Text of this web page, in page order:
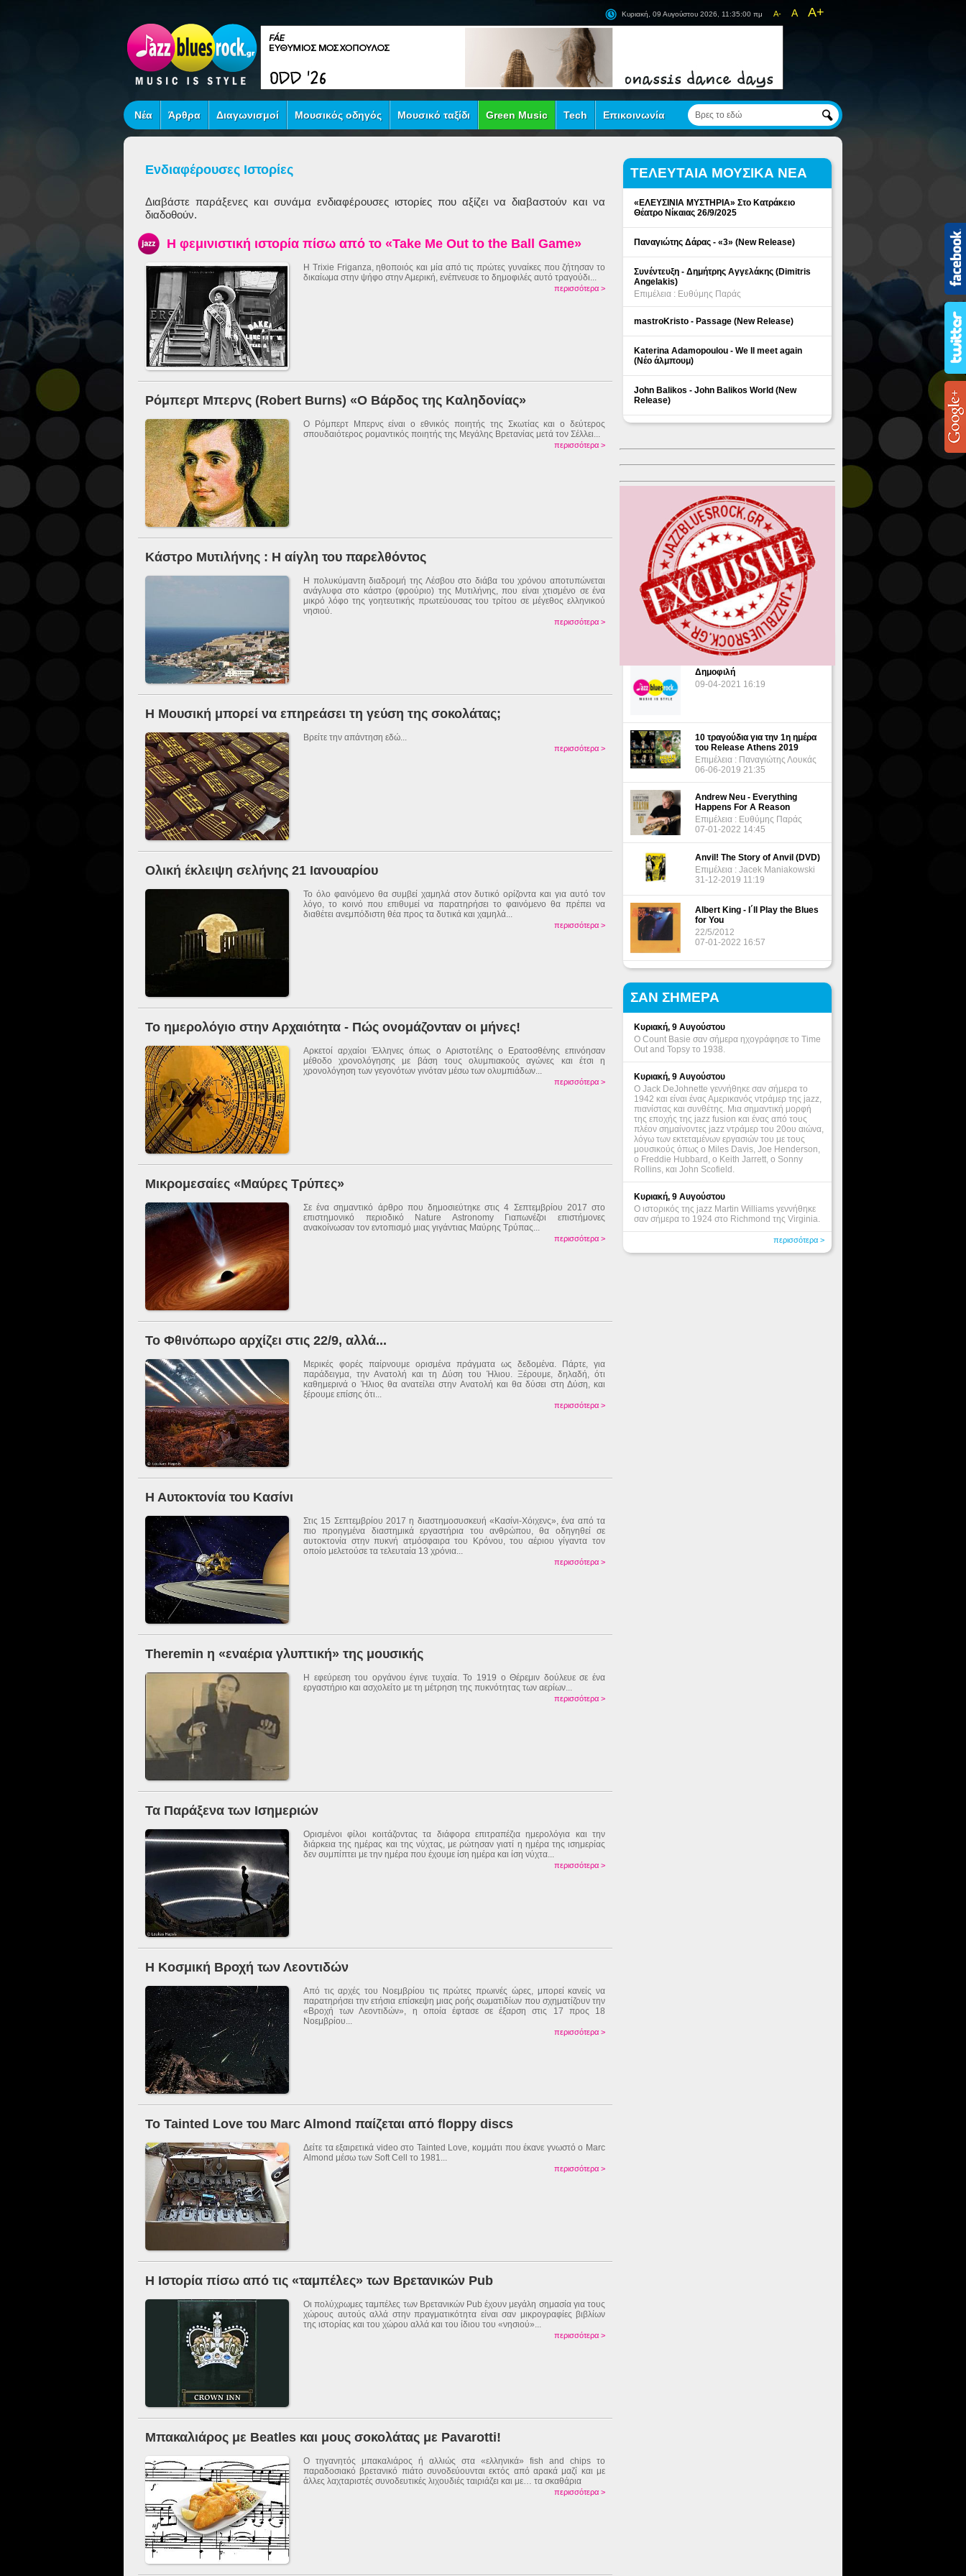
A- A A+
Κυριακή, 09 Αυγούστου 2026, 11:35:01 πμ
Νέα Άρθρα Διαγωνισμοί Μουσικός οδηγός Μουσικό ταξίδι Green Music Tech Επικοινωνία
Ενδιαφέρουσες Ιστορίες
Διαβάστε παράξενες και συνάμα ενδιαφέρουσες ιστορίες που αξίζει να διαβαστούν και να
διαδοθούν.
Η φεμινιστική ιστορία πίσω από το «Take Me Out to the Ball Game»
Η Trixie Friganza, ηθοποιός και μία από τις πρώτες γυναίκες που ζήτησαν το
δικαίωμα στην ψήφο στην Αμερική, ενέπνευσε το δημοφιλές αυτό τραγούδι...
περισσότερα >
Ρόμπερτ Μπερνς (Robert Burns) «Ο Βάρδος της Καληδονίας»
O Ρόμπερτ Μπερνς είναι ο εθνικός ποιητής της Σκωτίας και ο δεύτερος
σπουδαιότερος ρομαντικός ποιητής της Μεγάλης Βρετανίας μετά τον Σέλλει...
περισσότερα >
Κάστρο Μυτιλήνης : Η αίγλη του παρελθόντος
Η πολυκύμαντη διαδρομή της Λέσβου στο διάβα του χρόνου αποτυπώνεται
ανάγλυφα στο κάστρο (φρούριο) της Μυτιλήνης, που είναι χτισμένο σε ένα
μικρό λόφο της γοητευτικής πρωτεύουσας του τρίτου σε μέγεθος ελληνικού
νησιού.
περισσότερα >
Η Μουσική μπορεί να επηρεάσει τη γεύση της σοκολάτας;
Βρείτε την απάντηση εδώ...
περισσότερα >
Ολική έκλειψη σελήνης 21 Ιανουαρίου
Το όλο φαινόμενο θα συμβεί χαμηλά στον δυτικό ορίζοντα και για αυτό τον
λόγο, το κοινό που επιθυμεί να παρατηρήσει το φαινόμενο θα πρέπει να
διαθέτει ανεμπόδιστη θέα προς τα δυτικά και χαμηλά...
περισσότερα >
Το ημερολόγιο στην Αρχαιότητα - Πώς ονομάζονταν οι μήνες!
Αρκετοί αρχαίοι Έλληνες όπως ο Αριστοτέλης ο Ερατοσθένης επινόησαν
μέθοδο χρονολόγησης με βάση τους ολυμπιακούς αγώνες και έτσι η
χρονολόγηση των γεγονότων γινόταν μέσω των ολυμπιάδων...
περισσότερα >
Μικρομεσαίες «Μαύρες Τρύπες»
Σε ένα σημαντικό άρθρο που δημοσιεύτηκε στις 4 Σεπτεμβρίου 2017 στο
επιστημονικό περιοδικό Nature Astronomy Γιαπωνέζοι επιστήμονες
ανακοίνωσαν τον εντοπισμό μιας γιγάντιας Μαύρης Τρύπας...
περισσότερα >
Το Φθινόπωρο αρχίζει στις 22/9, αλλά...
Μερικές φορές παίρνουμε ορισμένα πράγματα ως δεδομένα. Πάρτε, για
παράδειγμα, την Ανατολή και τη Δύση του Ήλιου. Ξέρουμε, δηλαδή, ότι
καθημερινά ο Ήλιος θα ανατείλει στην Ανατολή και θα δύσει στη Δύση, και
ξέρουμε επίσης ότι...
περισσότερα >
Η Αυτοκτονία του Κασίνι
Στις 15 Σεπτεμβρίου 2017 η διαστημοσυσκευή «Κασίνι-Χόιχενς», ένα από τα
πιο προηγμένα διαστημικά εργαστήρια του ανθρώπου, θα οδηγηθεί σε
αυτοκτονία στην πυκνή ατμόσφαιρα του Κρόνου, του αέριου γίγαντα τον
οποίο μελετούσε τα τελευταία 13 χρόνια...
περισσότερα >
Theremin η «εναέρια γλυπτική» της μουσικής
Η εφεύρεση του οργάνου έγινε τυχαία. Το 1919 ο Θέρεμιν δούλευε σε ένα
εργαστήριο και ασχολείτο με τη μέτρηση της πυκνότητας των αερίων...
περισσότερα >
Τα Παράξενα των Ισημεριών
Ορισμένοι φίλοι κοιτάζοντας τα διάφορα επιτραπέζια ημερολόγια και την
διάρκεια της ημέρας και της νύχτας, με ρώτησαν γιατί η ημέρα της ισημερίας
δεν συμπίπτει με την ημέρα που έχουμε ίση ημέρα και ίση νύχτα...
περισσότερα >
Η Κοσμική Βροχή των Λεοντιδών
Από τις αρχές του Νοεμβρίου τις πρώτες πρωινές ώρες, μπορεί κανείς να
παρατηρήσει την ετήσια επίσκεψη μιας ροής σωματιδίων που σχηματίζουν την
«Βροχή των Λεοντιδών», η οποία έφτασε σε έξαρση στις 17 προς 18
Νοεμβρίου...
περισσότερα >
Το Tainted Love του Marc Almond παίζεται από floppy discs
Δείτε τα εξαιρετικά video στο Tainted Love, κομμάτι που έκανε γνωστό ο Marc
Almond μέσω των Soft Cell το 1981...
περισσότερα >
Η Ιστορία πίσω από τις «ταμπέλες» των Βρετανικών Pub
Οι πολύχρωμες ταμπέλες των Βρετανικών Pub έχουν μεγάλη σημασία για τους
χώρους αυτούς αλλά στην πραγματικότητα είναι σαν μικρογραφίες βιβλίων
της ιστορίας και του χώρου αλλά και του ίδιου του «νησιού»...
περισσότερα >
Μπακαλιάρος με Beatles και μους σοκολάτας με Pavarotti!
Ο τηγανητός μπακαλιάρος ή αλλιώς στα «ελληνικά» fish and chips το
παραδοσιακό βρετανικό πιάτο συνοδεύουνται εκτός από αρακά μαζί και με
άλλες λαχταριστές συνοδευτικές λιχουδιές ταιριάζει και με… τα σκαθάρια
περισσότερα >
ΤΕΛΕΥΤΑΙΑ ΜΟΥΣΙΚΑ ΝΕΑ
«ΕΛΕΥΣΙΝΙΑ ΜΥΣΤΗΡΙΑ» Στο Κατράκειο
Θέατρο Νίκαιας 26/9/2025
Παναγιώτης Δάρας - «3» (New Release)
Συνέντευξη - Δημήτρης Αγγελάκης (Dimitris
Angelakis)
Επιμέλεια : Ευθύμης Παράς
mastroKristo - Passage (New Release)
Katerina Adamopoulou - We ll meet again
(Νέο άλμπουμ)
John Balikos - John Balikos World (New
Release)
ΔΗΜΟΦΙΛΗ ΘΕΜΑΤΑ
Δημοφιλή
09-04-2021 16:19
10 τραγούδια για την 1η ημέρα
του Release Athens 2019
Επιμέλεια : Παναγιώτης Λουκάς
06-06-2019 21:35
Andrew Neu - Everything
Happens For A Reason
Επιμέλεια : Ευθύμης Παράς
07-01-2022 14:45
Anvil! The Story of Anvil (DVD)
Επιμέλεια : Jacek Maniakowski
31-12-2019 11:19
Albert King - I΄ll Play the Blues
for You
22/5/2012
07-01-2022 16:57
ΣΑΝ ΣΗΜΕΡΑ
Κυριακή, 9 Αυγούστου
Ο Count Basie σαν σήμερα ηχογράφησε το Time
Out and Topsy το 1938.
Κυριακή, 9 Αυγούστου
Ο Jack DeJohnette γεννήθηκε σαν σήμερα το
1942 και είναι ένας Αμερικανός ντράμερ της jazz,
πιανίστας και συνθέτης. Μια σημαντική μορφή
της εποχής της jazz fusion και ένας από τους
πλέον σημαίνοντες jazz ντράμερ του 20ου αιώνα,
λόγω των εκτεταμένων εργασιών του με τους
μουσικούς όπως ο Miles Davis, Joe Henderson,
ο Freddie Hubbard, ο Keith Jarrett, o Sonny
Rollins, και John Scofield.
Κυριακή, 9 Αυγούστου
Ο ιστορικός της jazz Martin Williams γεννήθηκε
σαν σήμερα το 1924 στο Richmond της Virginia.
περισσότερα >